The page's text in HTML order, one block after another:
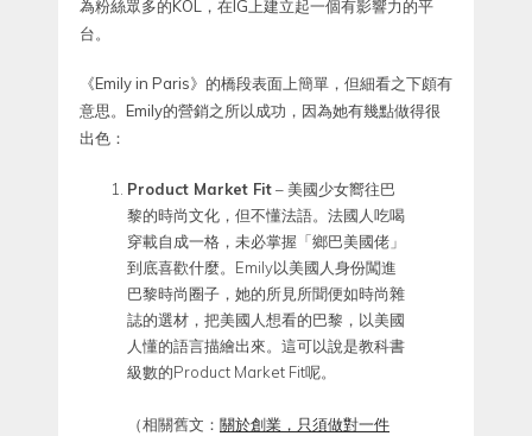
為粉絲眾多的KOL，在IG上建立起一個有影響力的平
台。
《Emily in Paris》的橋段表面上簡單，但細看之下頗有
意思。Emily的營銷之所以成功，因為她有幾點做得很
出色：
Product Market Fit– 美國少女嚮往巴
黎的時尚文化，但不懂法語。法國人吃喝
穿載自成一格，未必掌握「鄉巴美國佬」
到底喜歡什麼。Emily以美國人身份闖進
巴黎時尚圈子，她的所見所聞便如時尚雜
誌的選材，把美國人想看的巴黎，以美國
人懂的語言描繪出來。這可以說是教科書
級數的Product Market Fit呢。
（相關舊文： 關於創業，只須做對一件